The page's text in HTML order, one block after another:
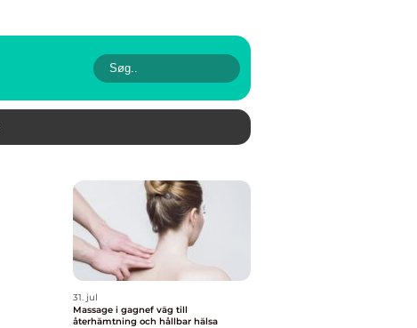
31. jul
Massage i gagnef väg till
återhämtning och hållbar hälsa